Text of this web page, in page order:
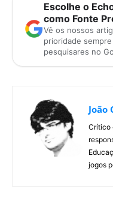
Escolhe o
como Fonte
Vê os nossos
prioridade
pesquisares no
João
Crítico
jogos